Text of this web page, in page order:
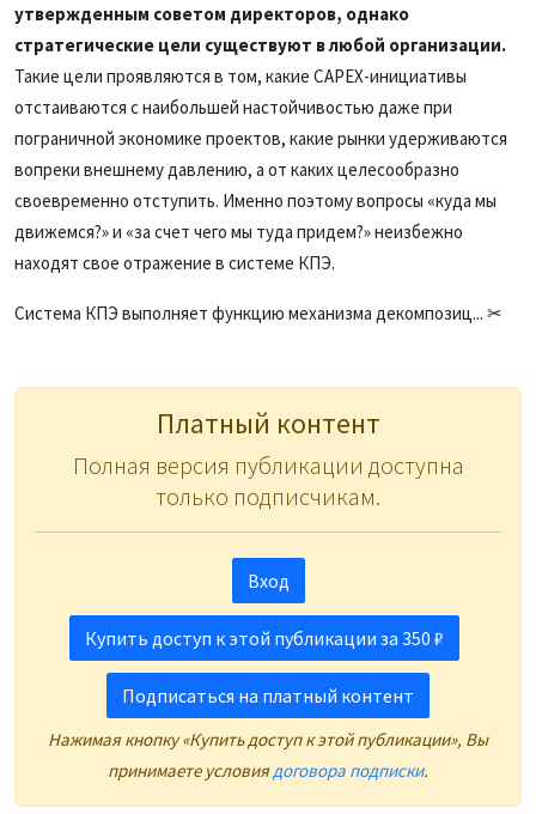
утвержденным советом директоров, однако
стратегические цели существуют в любой организации.
Такие цели проявляются в том, какие CAPEX-инициативы
отстаиваются с наибольшей настойчивостью даже при
пограничной экономике проектов, какие рынки удерживаются
вопреки внешнему давлению, а от каких целесообразно
своевременно отступить. Именно поэтому вопросы «куда мы
движемся?» и «за счет чего мы туда придем?» неизбежно
находят свое отражение в системе КПЭ.
Система КПЭ выполняет функцию механизма декомпозиц... ✂
Платный контент
Полная версия публикации доступна
только подписчикам.
Вход
Купить доступ к этой публикации за 350 ₽
Подписаться на платный контент
Нажимая кнопку «Купить доступ к этой публикации», Вы
принимаете условия договора подписки.